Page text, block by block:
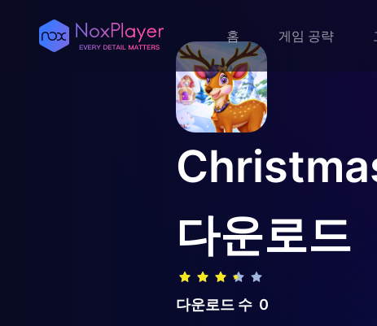
홈 게임 공략
다운로드
다운로드 수 0